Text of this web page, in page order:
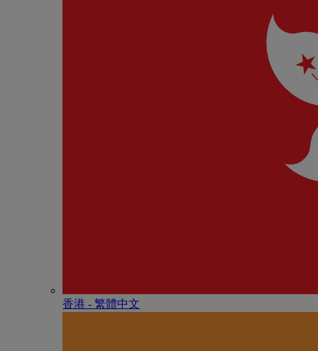
香港 - 繁體中文